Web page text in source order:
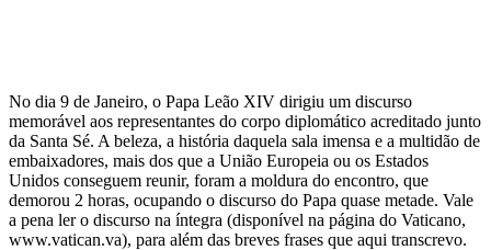
No dia 9 de Janeiro, o Papa Leão XIV dirigiu um discurso
memorável aos representantes do corpo diplomático acreditado junto
da Santa Sé. A beleza, a história daquela sala imensa e a multidão de
embaixadores, mais dos que a União Europeia ou os Estados
Unidos conseguem reunir, foram a moldura do encontro, que
demorou 2 horas, ocupando o discurso do Papa quase metade. Vale
a pena ler o discurso na íntegra (disponível na página do Vaticano,
www.vatican.va), para além das breves frases que aqui transcrevo.